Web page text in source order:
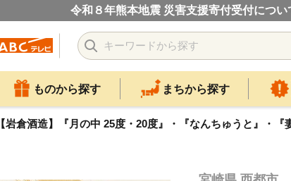
令和８年熊本地震 災害支援寄付受付につい
ものから探す まちから探す
【岩倉酒造】『月の中 25度・20度』・『なんちゅうと』・